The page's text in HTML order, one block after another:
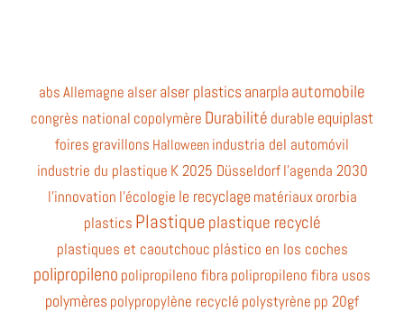
absAllemagne alseralser plasticsanarpla automobile
congrès national copolymère Durabilité durable equiplast
foires gravillons Halloweenindustria del automóvil
industrie du plastique K 2025 Düsseldorf l'agenda 2030
l'innovation l'écologie le recyclage matériaux ororbia
plastics Plastique plastique recyclé
plastiques et caoutchouc plástico en los coches
polipropileno polipropileno fibra polipropileno fibra usos
polymèrespolypropylène recyclé polystyrène pp 20gf